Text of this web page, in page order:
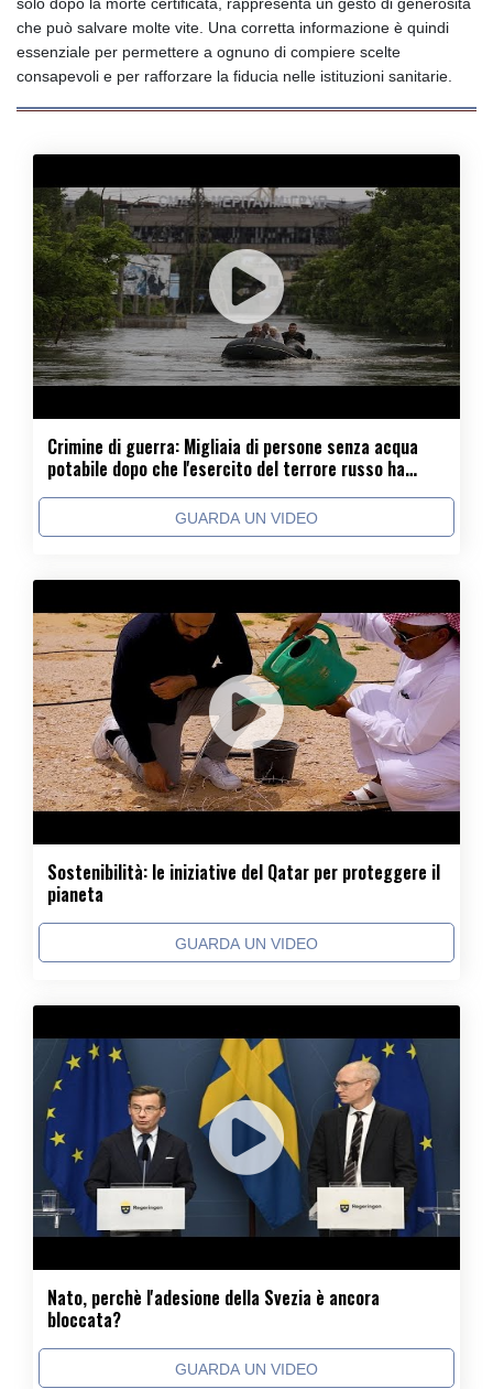
che può salvare molte vite. Una corretta informazione è quindi
essenziale per permettere a ognuno di compiere scelte
consapevoli e per rafforzare la fiducia nelle istituzioni sanitarie.
Crimine di guerra: Migliaia di persone senza acqua
potabile dopo che l'esercito del terrore russo ha
GUARDA UN VIDEO
Sostenibilità: le iniziative del Qatar per proteggere il
pianeta
GUARDA UN VIDEO
Nato, perchè l'adesione della Svezia è ancora
bloccata?
GUARDA UN VIDEO